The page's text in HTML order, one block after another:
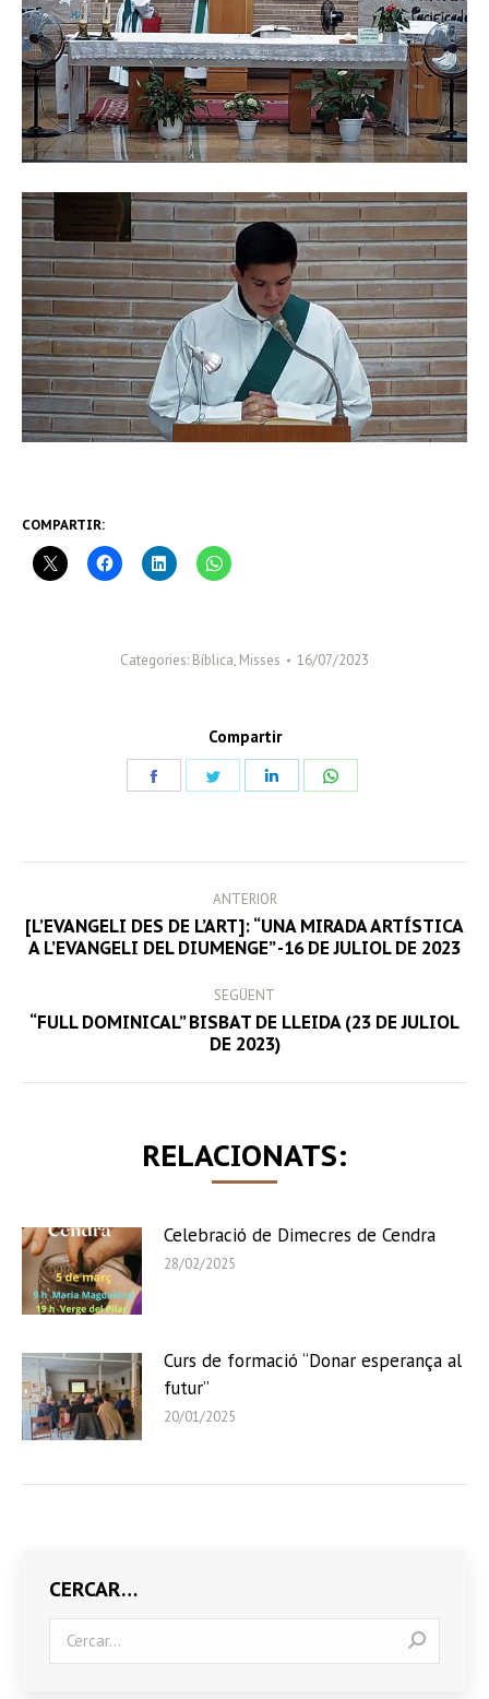
COMPARTIR:
Categories: Bíblica, Misses 16/07/2023
Compartir
NAVIGATION
ANTERIOR
Previous
[L’EVANGELI DES DE L’ART]: “UNA MIRADA ARTÍSTICA
A L’EVANGELI DEL DIUMENGE” -16 DE JULIOL DE 2023
SEGÜENT
Next
post:
“FULL DOMINICAL” BISBAT DE LLEIDA (23 DE JULIOL
DE 2023)
RELACIONATS:
Celebració de Dimecres de Cendra
28/02/2025
Curs de formació “Donar esperança al
futur”
20/01/2025
CERCAR…